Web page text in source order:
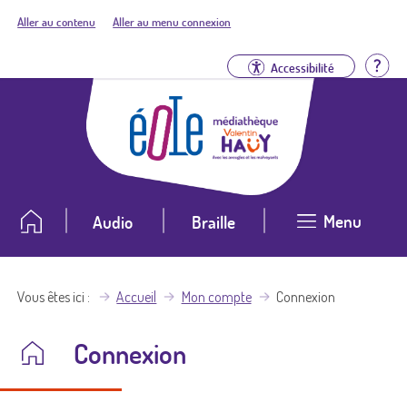
Aller au contenu Aller au menu connexion
Accessibilité
Audio Braille Menu
Vous êtes ici Accueil Mon compte Connexion
Connexion